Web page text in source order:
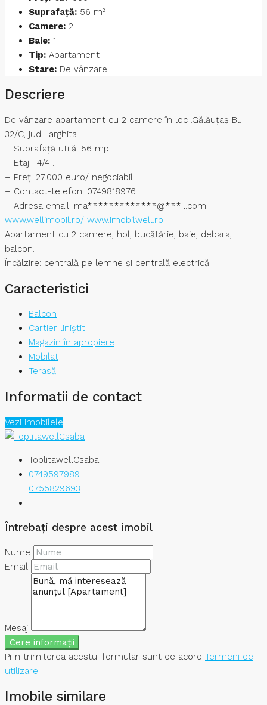
Suprafață: 56 m²
Camere: 2
Baie: 1
Tip: Apartament
Stare: De vânzare
Descriere
De vânzare apartament cu 2 camere în loc .Gălăuțaș Bl.
32/C, jud.Harghita
– Suprafață utilă: 56 mp.
– Etaj : 4/4 .
– Preț: 27.000 euro/ negociabil
– Contact-telefon: 0749818976
– Adresa email: ma*************@***il.com
www.wellimobil.ro/ www.imobilwell.ro
Apartament cu 2 camere, hol, bucătărie, baie, debara,
balcon.
Încălzire: centrală pe lemne și centrală electrică.
Caracteristici
Balcon
Cartier liniștit
Magazin în apropiere
Mobilat
Terasă
Informatii de contact
Vezi imobilele
ToplitawellCsaba
0749597989
0755829693
Întrebați despre acest imobil
Nume
Email
Mesaj
Cere informații
Prin trimiterea acestui formular sunt de acord Termeni de
utilizare
Imobile similare